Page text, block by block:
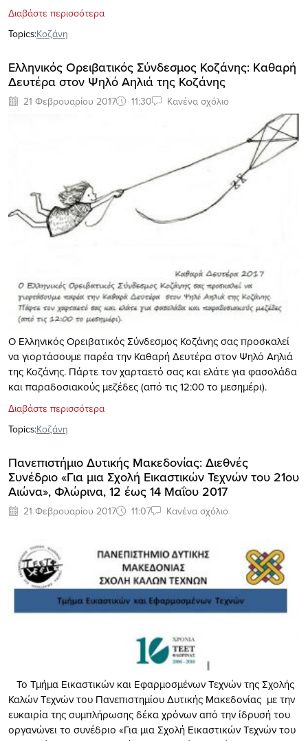
Διαβάστε περισσότερα
Topics:Κοζάνη
Ελληνικός Ορειβατικός Σύνδεσμος Κοζάνης: Kαθαρή
Δευτέρα στον Ψηλό Αηλιά της Κοζάνης
21 Φεβρουαρίου 2017 11:30 Κανένα σχόλιο
Ο Ελληνικός Ορειβατικός Σύνδεσμος Κοζάνης σας προσκαλεί
να γιορτάσουμε παρέα την Καθαρή Δευτέρα στον Ψηλό Αηλιά
της Κοζάνης. Πάρτε τον χαρταετό σας και ελάτε για φασολάδα
και παραδοσιακούς μεζέδες (από τις 12:00 το μεσημέρι).
Διαβάστε περισσότερα
Topics:Κοζάνη
Πανεπιστήμιο Δυτικής Μακεδονίας: Διεθνές
Συνέδριο «Για μια Σχολή Εικαστικών Τεχνών του 21ου
Αιώνα», Φλώρινα, 12 έως 14 Μαΐου 2017
21 Φεβρουαρίου 2017 11:07 Κανένα σχόλιο
Το Τμήμα Εικαστικών και Εφαρμοσμένων Τεχνών της Σχολής
Καλών Τεχνών του Πανεπιστημίου Δυτικής Μακεδονίας με την
ευκαιρία της συμπλήρωσης δέκα χρόνων από την ίδρυσή του
οργανώνει το συνέδριο «Για μια Σχολή Εικαστικών Τεχνών του